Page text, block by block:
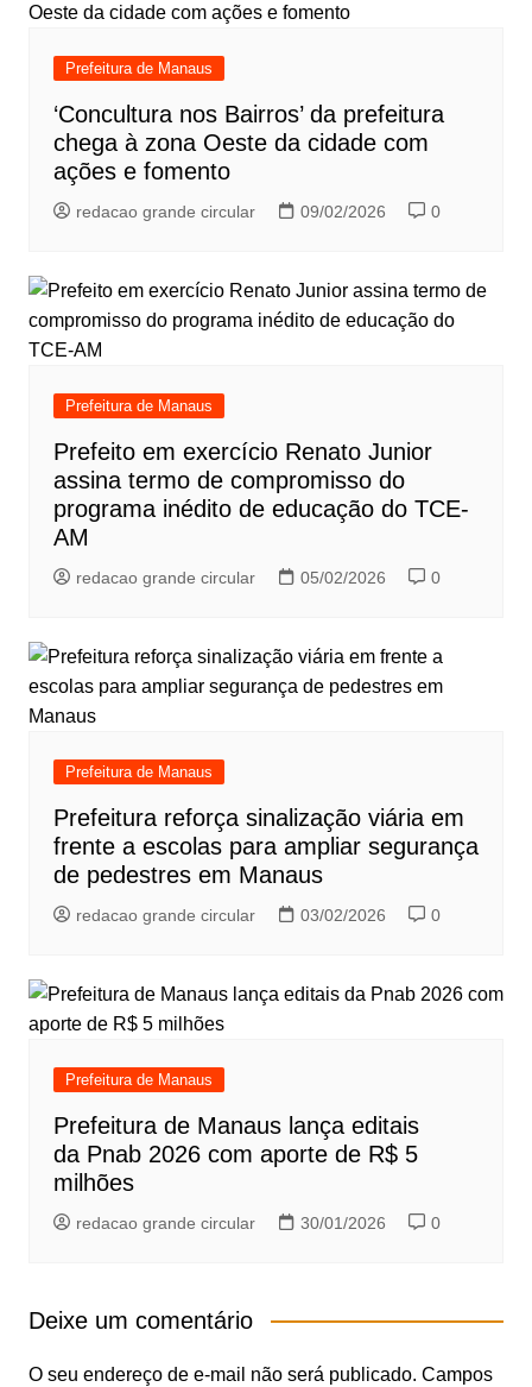
Prefeitura de Manaus
‘Concultura nos Bairros’ da prefeitura
chega à zona Oeste da cidade com
ações e fomento
redacao grande circular 09/02/2026 0
Prefeitura de Manaus
Prefeito em exercício Renato Junior
assina termo de compromisso do
programa inédito de educação do TCE-
AM
redacao grande circular 05/02/2026 0
Prefeitura de Manaus
Prefeitura reforça sinalização viária em
frente a escolas para ampliar segurança
de pedestres em Manaus
redacao grande circular 03/02/2026 0
Prefeitura de Manaus
Prefeitura de Manaus lança editais
da Pnab 2026 com aporte de R$ 5
milhões
redacao grande circular 30/01/2026 0
Deixe um comentário
O seu endereço de e-mail não será publicado. Campos